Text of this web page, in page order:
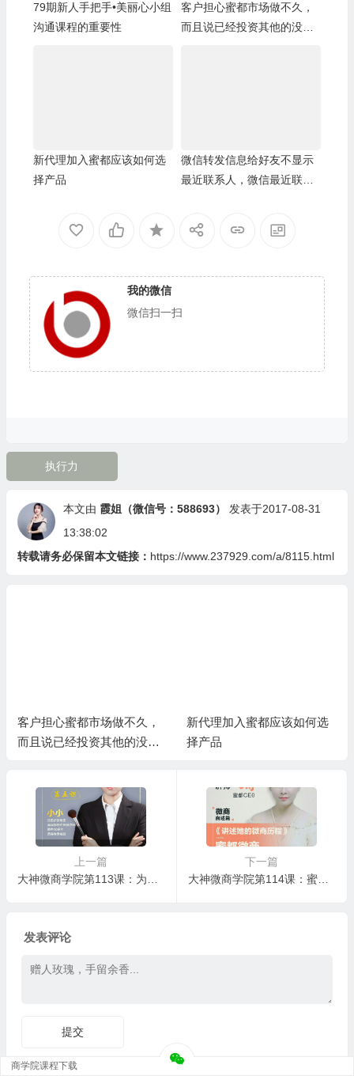
79期新人手把手•美丽心小组
沟通课程的重要性
客户担心蜜都市场做不久，
而且说已经投资其他的没有
新代理加入蜜都应该如何选
择产品
微信转发信息给好友不显示
最近联系人，微信最近联系
我的微信
微信扫一扫
执行力
本文由 霞姐（微信号：588693）
发表于2017-08-31
13:38:02
转载请务必保留本文链接： https://www.237929.com/a/8115.html
客户担心蜜都市场做不久，
而且说已经投资其他的没有
新代理加入蜜都应该如何选
择产品
上一篇
下一篇
大神微商学院第114课：蜜都CEO可可，为你讲述她不一样的微商人生路❗️​因何遇上蜜都？选择蜜都，爱上蜜都！
发表评论
商学院课程下载